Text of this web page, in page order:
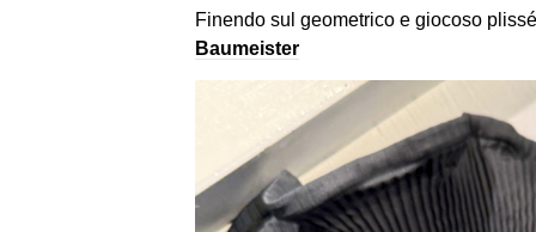
Finendo sul geometrico e giocoso
Baumeister